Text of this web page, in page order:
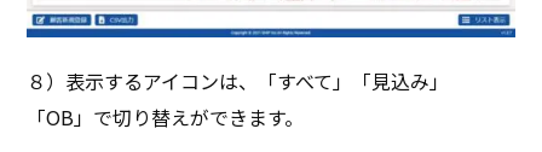
８）表示するアイコンは、「すべて」「見込み」
「OB」で切り替えができます。